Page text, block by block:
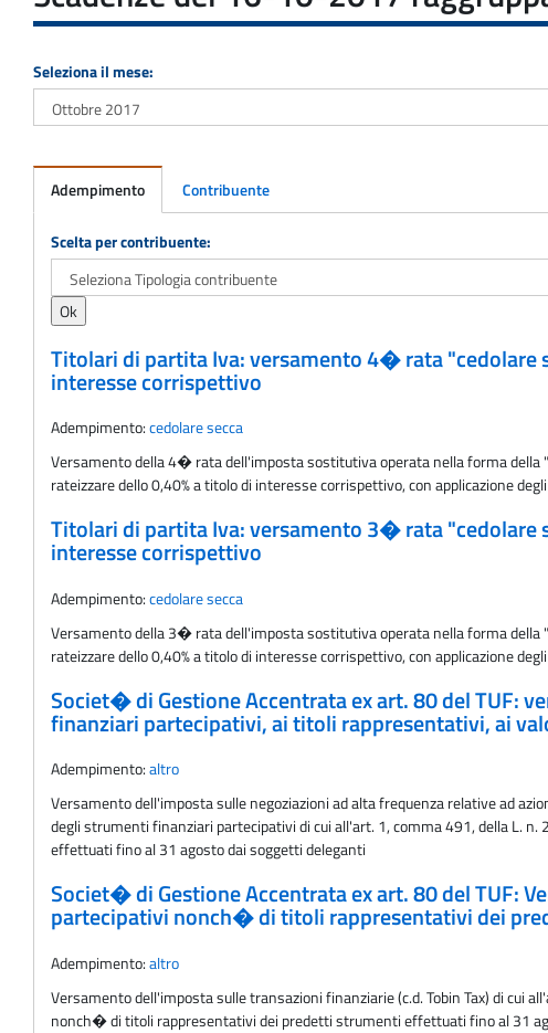
Seleziona il mese:
Adempimento Contribuente
Adempimento
Scelta per contribuente:
Titolari di partita Iva: versamento 4� rata "cedolare
interesse corrispettivo
Adempimento:cedolare secca
Versamento della 4� rata dell'imposta sostitutiva operata nella forma della
rateizzare dello 0,40% a titolo di interesse corrispettivo, con applicazione
Titolari di partita Iva: versamento 3� rata "cedolare
interesse corrispettivo
Adempimento:cedolare secca
Versamento della 3� rata dell'imposta sostitutiva operata nella forma della
rateizzare dello 0,40% a titolo di interesse corrispettivo, con applicazione
Societ� di Gestione Accentrata ex art. 80 del TUF:
finanziari partecipativi, ai titoli rappresentativi, ai
Adempimento:altro
Versamento dell'imposta sulle negoziazioni ad alta frequenza relative ad
degli strumenti finanziari partecipativi di cui all'art. 1, comma 491, della L.
effettuati fino al 31 agosto dai soggetti deleganti
Societ� di Gestione Accentrata ex art. 80 del TUF:
partecipativi nonch� di titoli rappresentativi dei
Adempimento:altro
Versamento dell'imposta sulle transazioni finanziarie (c.d. Tobin Tax) di
nonch� di titoli rappresentativi dei predetti strumenti effettuati fino al 31